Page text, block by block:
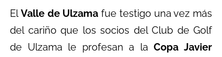
ElValle de Ulzama fue testigo una vez más
del cariño que los socios del Club de Golf
de Ulzama le profesan a laCopa Javier